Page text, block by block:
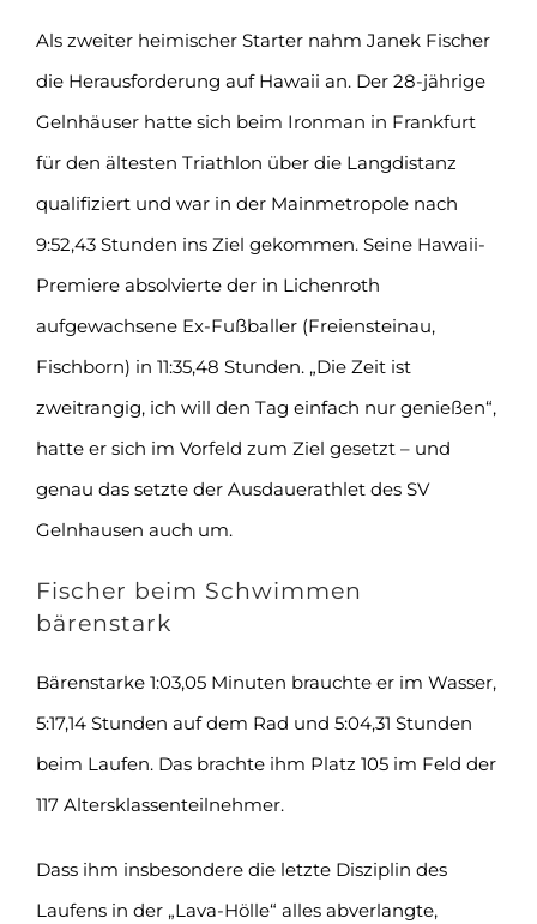
Als zweiter heimischer Starter nahm Janek Fischer
die Herausforderung auf Hawaii an. Der 28-jährige
Gelnhäuser hatte sich beim Ironman in Frankfurt
für den ältesten Triathlon über die Langdistanz
qualifiziert und war in der Mainmetropole nach
9:52,43 Stunden ins Ziel gekommen. Seine Hawaii-
Premiere absolvierte der in Lichenroth
aufgewachsene Ex-Fußballer (Freiensteinau,
Fischborn) in 11:35,48 Stunden. „Die Zeit ist
zweitrangig, ich will den Tag einfach nur genießen“,
hatte er sich im Vorfeld zum Ziel gesetzt – und
genau das setzte der Ausdauerathlet des SV
Gelnhausen auch um.
Fischer beim Schwimmen
bärenstark
Bärenstarke 1:03,05 Minuten brauchte er im Wasser,
5:17,14 Stunden auf dem Rad und 5:04,31 Stunden
beim Laufen. Das brachte ihm Platz 105 im Feld der
117 Altersklassenteilnehmer.
Dass ihm insbesondere die letzte Disziplin des
Laufens in der „Lava-Hölle“ alles abverlangte,